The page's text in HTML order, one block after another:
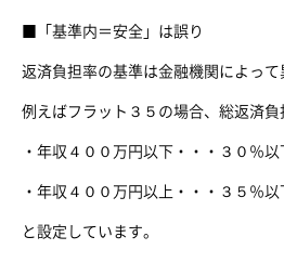
■「基準内＝安全」は誤り
返済負担率の基準は金融機関によって
例えばフラット３５の場合、総返済負
・年収４００万円以下・・・３０％以
・年収４００万円以上・・・３５％以
と設定しています。